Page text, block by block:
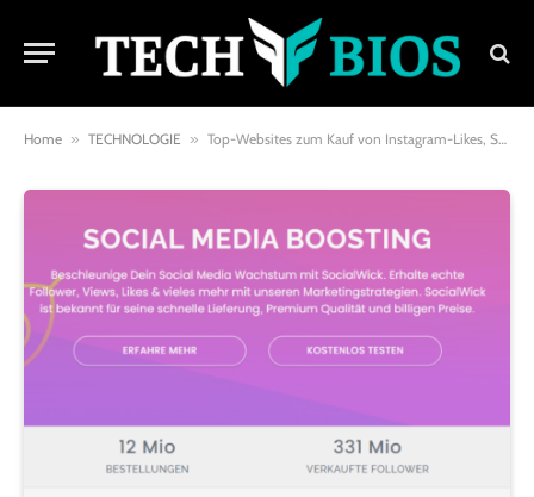
Home » TECHNOLOGIE » Top-Websites zum Kauf von Instagram-Likes, Shares und Kommentaren im Jahr 2024